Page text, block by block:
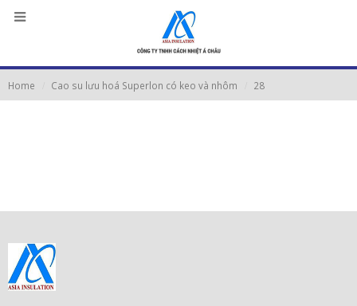
Home Cao su lưu hoá Superlon có keo và nhôm 28